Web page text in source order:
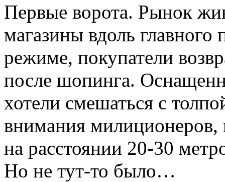
Первые ворота. Рынок
магазины вдоль
режиме, покупатели
после шопинга.
хотели смешаться с
внимания милиционеров,
на расстоянии 20-30
Но не тут-то было…